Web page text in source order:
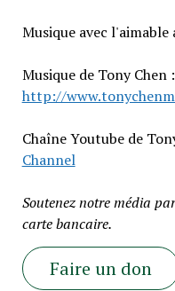
Musique avec
Musique de Tony Chen :
http://
Chaîne Youtube de
Channel
Soutenez notre média
carte bancaire.
Faire un don